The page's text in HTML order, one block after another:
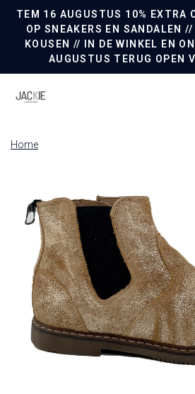
TEM 16 AUGUSTUS 10% EXTRA
OP SNEAKERS EN SANDALEN
KOUSEN // IN DE WINKEL EN
AUGUSTUS TERUG OPEN
Home